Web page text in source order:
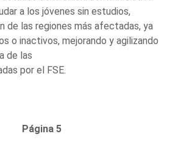
a los jóvenes sin estudios,
de las regiones más afectadas, ya
o inactivos, mejorando y agilizando
de las
por el FSE.
Página 5